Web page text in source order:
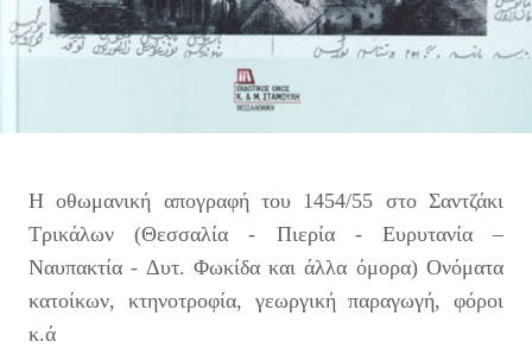
Η οθωμανική απογραφή του 1454/55 στο Σαντζάκι
Τρικάλων (Θεσσαλία - Πιερία - Ευρυτανία –
Ναυπακτία - Δυτ. Φωκίδα και άλλα όμορα) Ονόματα
κατοίκων, κτηνοτροφία, γεωργική παραγωγή, φόροι
κ.ά